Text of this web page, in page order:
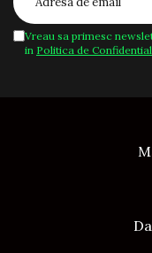
Vreau sa primesc
in Politica de